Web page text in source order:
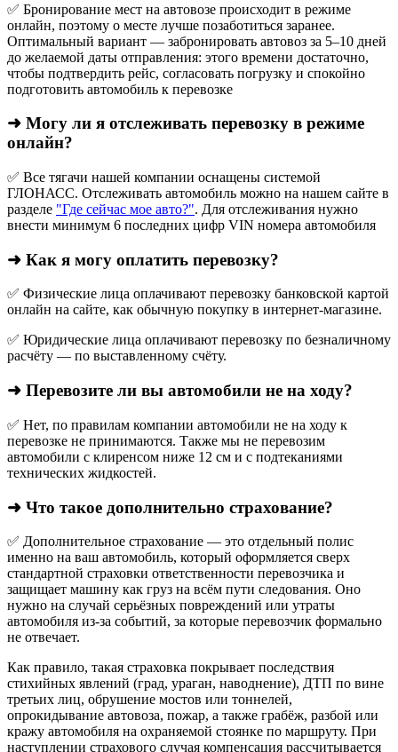
✅ Бронирование мест на автовозе происходит в режиме
онлайн, поэтому о месте лучше позаботиться заранее.
Оптимальный вариант — забронировать автовоз за 5–10 дней
до желаемой даты отправления: этого времени достаточно,
чтобы подтвердить рейс, согласовать погрузку и спокойно
подготовить автомобиль к перевозке
➜ Могу ли я отслеживать перевозку в режиме
онлайн?
✅ Все тягачи нашей компании оснащены системой
ГЛОНАСС. Отслеживать автомобиль можно на нашем сайте в
разделе "Где сейчас мое авто?". Для отслеживания нужно
внести минимум 6 последних цифр VIN номера автомобиля
➜ Как я могу оплатить перевозку?
✅ Физические лица оплачивают перевозку банковской картой
онлайн на сайте, как обычную покупку в интернет‑магазине.
✅ Юридические лица оплачивают перевозку по безналичному
расчёту — по выставленному счёту.
➜ Перевозите ли вы автомобили не на ходу?
✅ Нет, по правилам компании автомобили не на ходу к
перевозке не принимаются. Также мы не перевозим
автомобили с клиренсом ниже 12 см и с подтеканиями
технических жидкостей.
➜ Что такое дополнительно страхование?
✅ Дополнительное страхование — это отдельный полис
именно на ваш автомобиль, который оформляется сверх
стандартной страховки ответственности перевозчика и
защищает машину как груз на всём пути следования. Оно
нужно на случай серьёзных повреждений или утраты
автомобиля из‑за событий, за которые перевозчик формально
не отвечает.​
Как правило, такая страховка покрывает последствия
стихийных явлений (град, ураган, наводнение), ДТП по вине
третьих лиц, обрушение мостов или тоннелей,
опрокидывание автовоза, пожар, а также грабёж, разбой или
кражу автомобиля на охраняемой стоянке по маршруту. При
наступлении страхового случая компенсация рассчитывается